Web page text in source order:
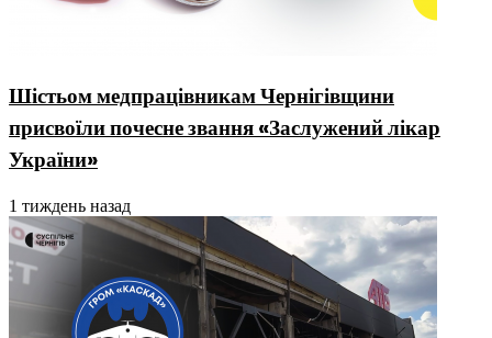
Шістьом медпрацівникам Чернігівщини
присвоїли почесне звання «Заслужений лікар
України»
1 тиждень назад